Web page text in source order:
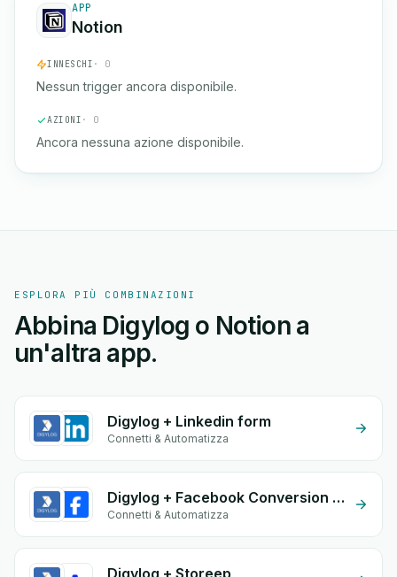
APP
Notion
INNESCHI · 0
Nessun trigger ancora disponibile.
AZIONI · 0
Ancora nessuna azione disponibile.
ESPLORA PIÙ COMBINAZIONI
Abbina Digylog o Notion a
un'altra app.
Digylog + Linkedin form
Connetti & Automatizza
Digylog + Facebook Conversion API (CAPI)
Connetti & Automatizza
Digylog + Storeep